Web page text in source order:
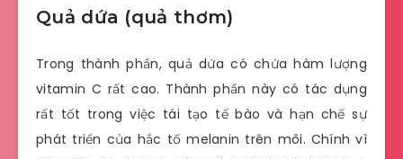
Quả dứa (quả thơm)
Trong thành phần, quả dứa có chứa hàm lượng
vitamin C rất cao. Thành phần này có tác dụng
rất tốt trong việc tái tạo tế bào và hạn chế sự
phát triển của hắc tố melanin trên môi. Chính vì